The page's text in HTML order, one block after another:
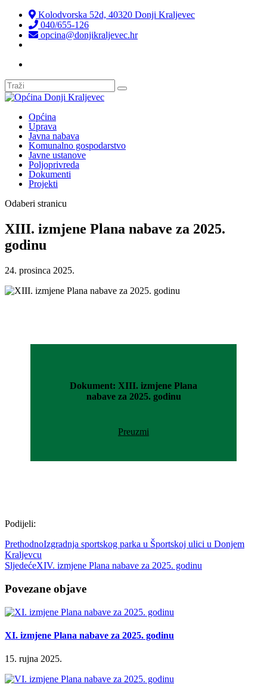
Kolodvorska 52d, 40320 Donji Kraljevec
040/655-126
opcina@donjikraljevec.hr
Općina
Uprava
Javna nabava
Komunalno gospodarstvo
Javne ustanove
Poljoprivreda
Dokumenti
Projekti
Odaberi stranicu
XIII. izmjene Plana nabave za 2025.
godinu
24. prosinca 2025.
Dokument: XIII. izmjene Plana
nabave za 2025. godinu
Preuzmi
Podijeli:
PrethodnoIzgradnja sportskog parka u Športskoj ulici u Donjem
Kraljevcu
SljedećeXIV. izmjene Plana nabave za 2025. godinu
Povezane objave
XI. izmjene Plana nabave za 2025. godinu
15. rujna 2025.